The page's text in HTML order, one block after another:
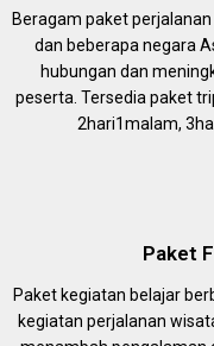
Beragam paket
dan beberapa negara
hubungan dan
peserta. Tersedia paket
2hari1malam,
Paket
Paket kegiatan belajar
kegiatan perjalanan